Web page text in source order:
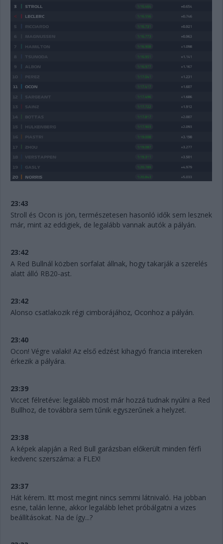
23:43
Stroll és Ocon is jön, természetesen hasonló idők sem lesznek
már, mint az eddigiek, de legalább vannak autók a pályán.
23:42
A Red Bullnál közben sorfalat állnak, hogy takarják a szerelés
alatt álló RB20-ast.
23:42
Alonso csatlakozik régi cimborájához, Oconhoz a pályán.
23:40
Ocon! Végre valaki! Az első edzést kihagyó francia intereken
érkezik a pályára.
23:39
Viccet félretéve: legalább most már hozzá tudnak nyúlni a Red
Bullhoz, de továbbra sem tűnik egyszerűnek a helyzet.
23:38
A képek alapján a Red Bull garázsban előkerült minden férfi
kedvenc szerszáma: a FLEX!
23:37
Hát kérem. Itt most megint nincs semmi látnivaló. Ha jobban
esne, talán lenne, akkor legalább lehet próbálgatni a vizes
beállításokat. Na de így...?